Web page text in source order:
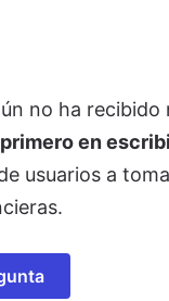
no ha recibido
en
usuarios a